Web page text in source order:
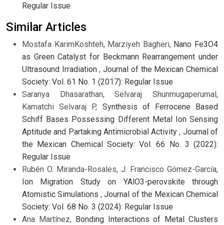
Regular Issue
Similar Articles
Mostafa KarimKoshteh, Marziyeh Bagheri, Nano Fe3O4
as Green Catalyst for Beckmann Rearrangement under
Ultrasound Irradiation,Journal of the Mexican Chemical
Society: Vol. 61 No. 1 (2017): Regular Issue
Saranya Dhasarathan, Selvaraj Shunmugaperumal,
Kamatchi Selvaraj P, Synthesis of Ferrocene Based
Schiff Bases Possessing Different Metal Ion Sensing
Aptitude and Partaking Antimicrobial Activity, Journal of
the Mexican Chemical Society: Vol. 66 No. 3 (2022):
Regular Issue
Rubén O. Miranda-Rosales, J. Francisco Gómez-García,
Ion Migration Study on YAlO3-perovskite through
Atomistic Simulations,Journal of the Mexican Chemical
Society: Vol. 68 No. 3 (2024): Regular Issue
Ana Martínez, Bonding Interactions of Metal Clusters